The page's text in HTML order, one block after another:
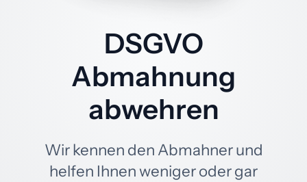
DSGVO
Abmahnung
abwehren
Wir kennen den Abmahner und
helfen Ihnen weniger oder gar